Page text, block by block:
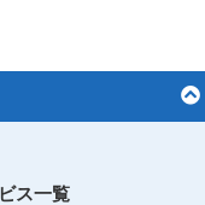
ス一覧